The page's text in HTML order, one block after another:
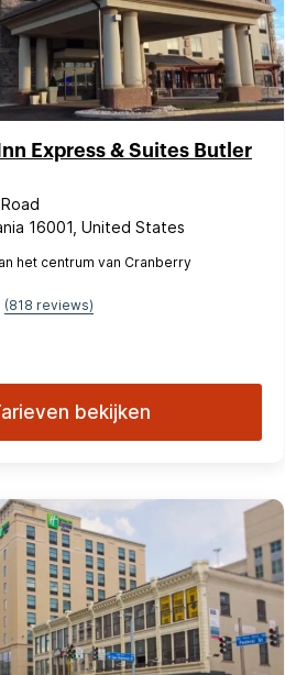
Express & Suites Butler
16001, United States
het centrum van Cranberry
(818 reviews)
bekijken